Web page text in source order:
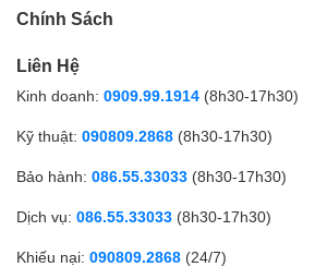
Chính Sách
Liên Hệ
Kinh doanh: 0909.99.1914 (8h30-17h30)
Kỹ thuật: 090809.2868 (8h30-17h30)
Bảo hành: 086.55.33033 (8h30-17h30)
Dịch vụ: 086.55.33033 (8h30-17h30)
Khiếu nại: 090809.2868 (24/7)